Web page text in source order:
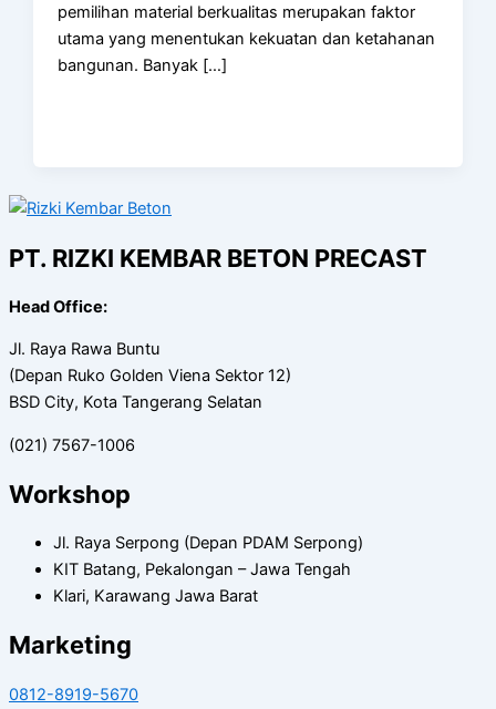
pemilihan material berkualitas merupakan faktor
utama yang menentukan kekuatan dan ketahanan
bangunan. Banyak […]
PT. RIZKI KEMBAR BETON PRECAST
Head Office:
Jl. Raya Rawa Buntu
(Depan Ruko Golden Viena Sektor 12)
BSD City, Kota Tangerang Selatan
(021) 7567-1006
Workshop
Jl. Raya Serpong (Depan PDAM Serpong)
KIT Batang, Pekalongan – Jawa Tengah
Klari, Karawang Jawa Barat
Marketing
0812-8919-5670